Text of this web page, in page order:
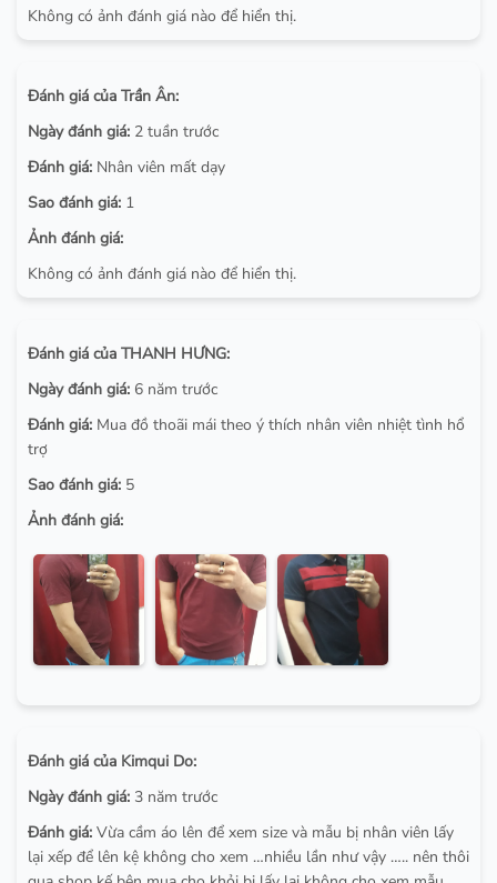
Không có ảnh đánh giá nào để hiển thị.
Đánh giá của Trần Ân:
Ngày đánh giá: 2 tuần trước
Đánh giá: Nhân viên mất dạy
Sao đánh giá: 1
Ảnh đánh giá:
Không có ảnh đánh giá nào để hiển thị.
Đánh giá của THANH HƯNG:
Ngày đánh giá: 6 năm trước
Đánh giá: Mua đồ thoãi mái theo ý thích nhân viên nhiệt tình hổ
trợ
Sao đánh giá: 5
Ảnh đánh giá:
Đánh giá của Kimqui Do:
Ngày đánh giá: 3 năm trước
Đánh giá: Vừa cầm áo lên để xem size và mẫu bị nhân viên lấy
lại xếp để lên kệ không cho xem …nhiều lần như vậy ….. nên thôi